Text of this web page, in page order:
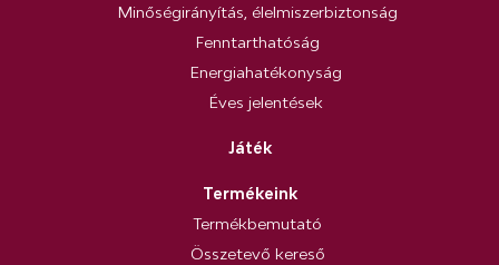
Minőségirányítás, élelmiszerbiztonság
Fenntarthatóság
Energiahatékonyság
Éves jelentések
Játék
Termékeink
Termékbemutató
Összetevő kereső